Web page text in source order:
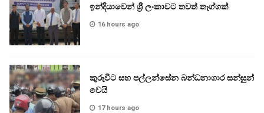
ඉන්දියාවෙන් ශ්‍රී ලංකාවට තවත් තෑග්ගක්
16 hours ago
කුරුවිට සහ පල්ලන්සේන බන්ධනාගාර සන්සුන්
වෙයි
17 hours ago